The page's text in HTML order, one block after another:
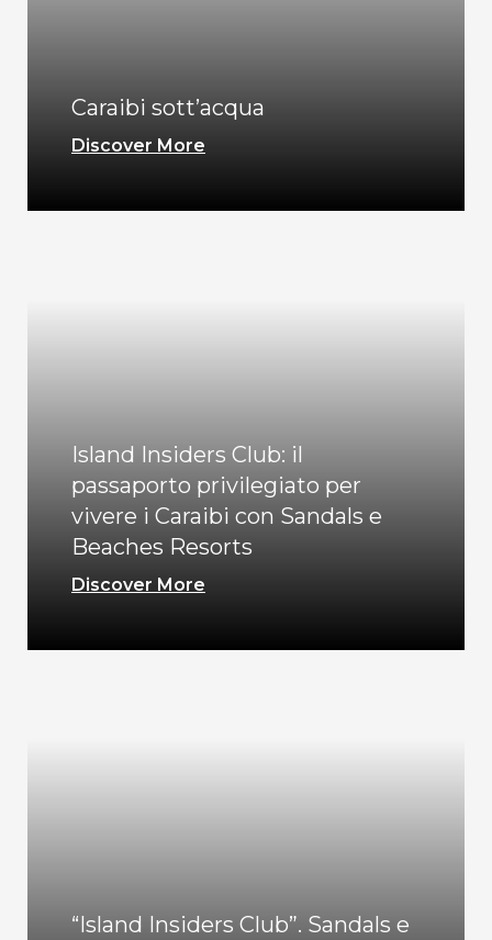
Caraibi sott’acqua
Discover More
Island Insiders Club: il
passaporto privilegiato per
vivere i Caraibi con Sandals e
Beaches Resorts
Discover More
“Island Insiders Club”. Sandals e